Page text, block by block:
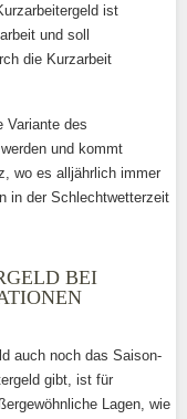
ist
und soll
die Kurzarbeit
Variante des
und kommt
wo es alljährlich immer
in der Schlechtwetterzeit
BEI
A
auch noch das Saison-
gibt, ist für
Lagen, wie